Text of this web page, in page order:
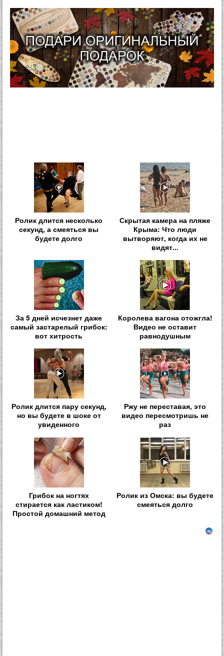
Ролик длится несколько
секунд, а смеяться вы
будете долго
Скрытая камера на пляже
Крыма: Что люди
вытворяют, когда их не
видят...
За 5 дней исчезнет даже
самый застарелый грибок:
вот хитрость
Королева вагона отожгла!
Видео не оставит
равнодушным
Ролик длится пару секунд,
но вы будете в шоке от
увиденного
Ржу не переставая, это
видео пересмотришь не
раз
Грибок на ногтях
стирается как ластиком!
Простой домашний метод
Ролик из Омска: вы будете
смеяться долго